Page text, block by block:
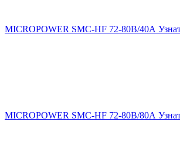
MICROPOWER SMC-HF 72-80В/40А
MICROPOWER SMC-HF 72-80В/80А